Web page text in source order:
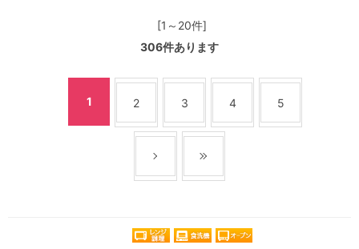
[1～20件]
306件あります
1 2 3 4 5